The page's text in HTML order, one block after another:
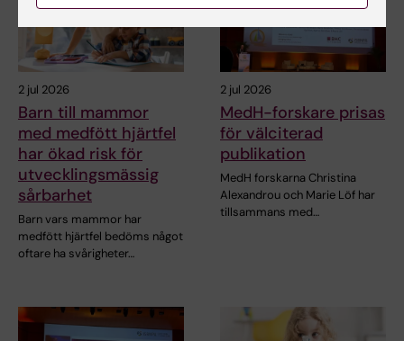
2 jul 2026
Barn till mammor
med medfött hjärtfel
har ökad risk för
utvecklingsmässig
sårbarhet
Barn vars mammor har
medfött hjärtfel bedöms något
oftare ha svårigheter…
2 jul 2026
MedH-forskare prisas
för välciterad
publikation
MedH forskarna Christina
Alexandrou och Marie Löf har
tillsammans med…